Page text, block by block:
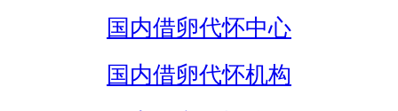
国内借卵代怀中心
国内借卵代怀机构